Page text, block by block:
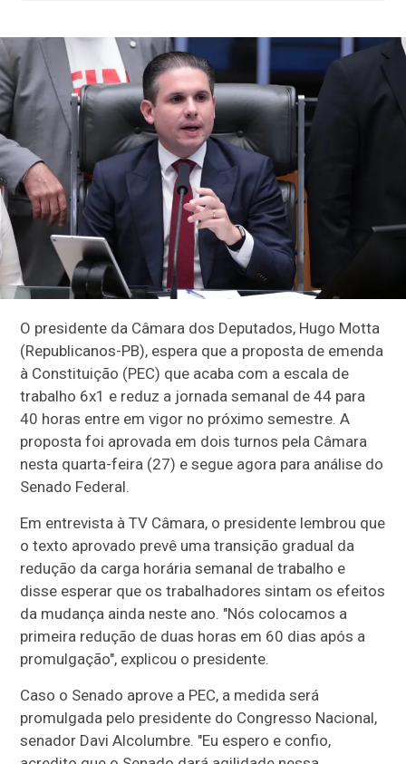
O presidente da Câmara dos Deputados, Hugo Motta
(Republicanos-PB), espera que a proposta de emenda
à Constituição (PEC) que acaba com a escala de
trabalho 6x1 e reduz a jornada semanal de 44 para
40 horas entre em vigor no próximo semestre. A
proposta foi aprovada em dois turnos pela Câmara
nesta quarta-feira (27) e segue agora para análise do
Senado Federal.
Em entrevista à TV Câmara, o presidente lembrou que
o texto aprovado prevê uma transição gradual da
redução da carga horária semanal de trabalho e
disse esperar que os trabalhadores sintam os efeitos
da mudança ainda neste ano. "Nós colocamos a
primeira redução de duas horas em 60 dias após a
promulgação", explicou o presidente.
Caso o Senado aprove a PEC, a medida será
promulgada pelo presidente do Congresso Nacional,
senador Davi Alcolumbre. "Eu espero e confio,